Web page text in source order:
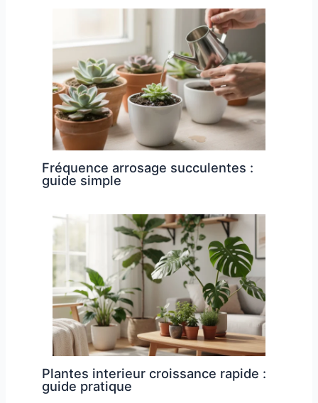
Fréquence arrosage succulentes :
guide simple
Plantes interieur croissance rapide :
guide pratique